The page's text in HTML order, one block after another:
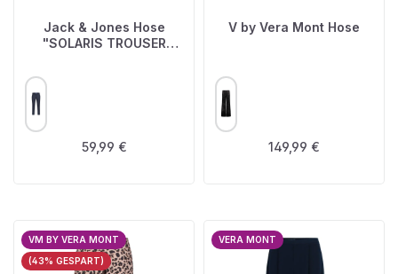
Jack & Jones Hose
"SOLARIS TROUSER
FARBE
Regulärer Preis:
59,99 €
V by Vera Mont Hose
FARBE
Regulärer Preis:
149,99 €
VM BY VERA MONT
(43% GESPART)
VERA MONT